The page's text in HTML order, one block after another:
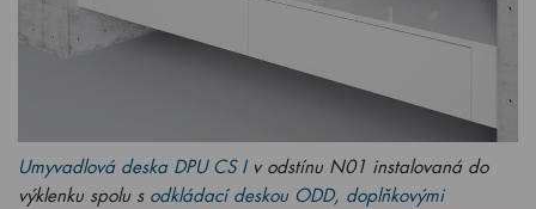
Umyvadlová deska DPU CS Iv odstínu N01 instalovaná do
výklenku spolu s odkládací deskou ODD, doplňkovými